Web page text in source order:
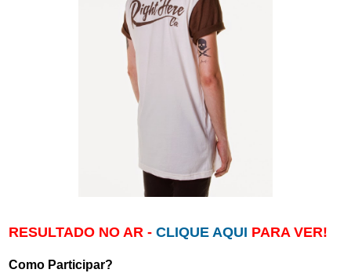
RESULTADO NO AR - CLIQUE AQUI PARA VER!
Como Participar?